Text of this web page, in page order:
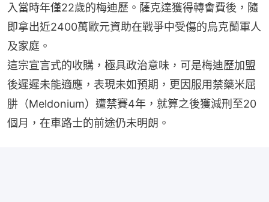
入當時年僅22歲的梅迪歷。薩克達獲得轉會費後，隨
即拿出近2400萬歐元資助在戰爭中受傷的烏克蘭軍人
及家庭。
這宗宣言式的收購，極具政治意味，可是梅迪歷加盟
後遲遲未能適應，表現未如預期，更因服用禁藥米屈
肼（Meldonium）遭禁賽4年，就算之後獲減刑至20
個月，在車路士的前途仍未明朗。